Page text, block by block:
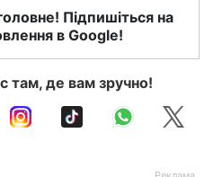
Підпишіться на
в Google!
там, де вам зручно!